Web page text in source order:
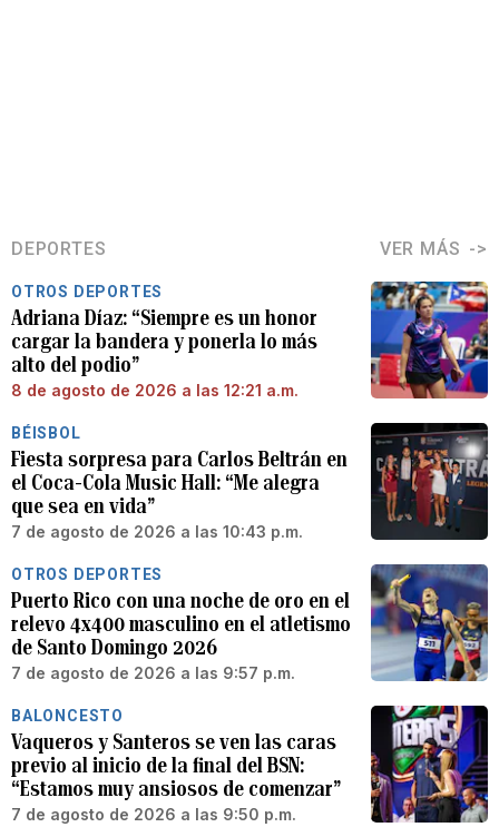
DEPORTES VER MÁS
OTROS DEPORTES
Adriana Díaz: “Siempre es un honor
cargar la bandera y ponerla lo más
alto del podio”
8 de agosto de 2026 a las 12:21 a.m.
BÉISBOL
Fiesta sorpresa para Carlos Beltrán en
el Coca-Cola Music Hall: “Me alegra
que sea en vida”
7 de agosto de 2026 a las 10:43 p.m.
OTROS DEPORTES
Puerto Rico con una noche de oro en el
relevo 4x400 masculino en el atletismo
de Santo Domingo 2026
7 de agosto de 2026 a las 9:57 p.m.
BALONCESTO
Vaqueros y Santeros se ven las caras
previo al inicio de la final del BSN:
“Estamos muy ansiosos de comenzar”
7 de agosto de 2026 a las 9:50 p.m.